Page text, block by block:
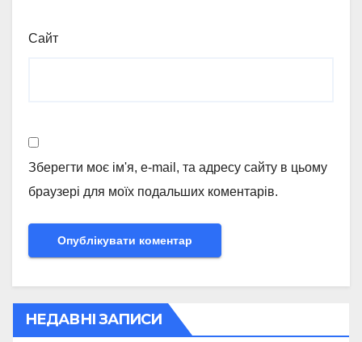
Сайт
Зберегти моє ім'я, e-mail, та адресу сайту в цьому
браузері для моїх подальших коментарів.
НЕДАВНІ ЗАПИСИ